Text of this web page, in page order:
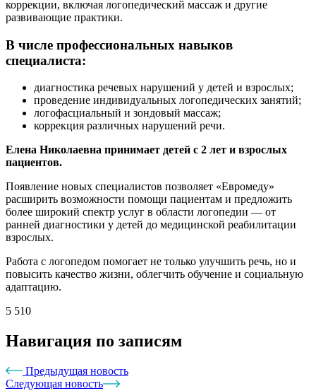
коррекции, включая логопедический массаж и другие
развивающие практики.
В числе профессиональных навыков
специалиста:
диагностика речевых нарушений у детей и взрослых;
проведение индивидуальных логопедических занятий;
логофасциальный и зондовый массаж;
коррекция различных нарушений речи.
Елена Николаевна принимает детей с 2 лет и взрослых
пациентов.
Появление новых специалистов позволяет «Евромеду»
расширить возможности помощи пациентам и предложить
более широкий спектр услуг в области логопедии — от
ранней диагностики у детей до медицинской реабилитации
взрослых.
Работа с логопедом помогает не только улучшить речь, но и
повысить качество жизни, облегчить обучение и социальную
адаптацию.
5 510
Навигация по записям
Предыдущая новость
Следующая новость